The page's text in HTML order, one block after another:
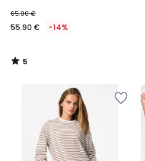
65.00 €
55.90 € -14%
5
/